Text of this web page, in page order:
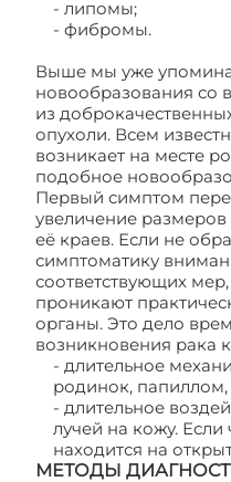
- липомы;
- фибромы.
Выше мы уже
новообразования со
из
опухоли. Всем
возникает на месте
подобное
Первый симптом
увеличение
её краев. Если не
симптоматику
соответствующих
проникают
органы. Это дело
возникновения рака
- длительное
родинок,
- длительное
лучей на кожу. Если
находится на
МЕТОДЫ